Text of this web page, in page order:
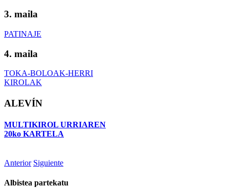
3. maila
PATINAJE
4. maila
TOKA-BOLOAK-HERRI
KIROLAK
ALEVÍN
MULTIKIROL URRIAREN
20ko KARTELA
Anterior Siguiente
Albistea partekatu